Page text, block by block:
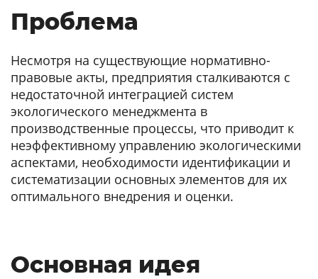
Проблема
Несмотря на существующие нормативно-
правовые акты, предприятия сталкиваются с
недостаточной интеграцией систем
экологического менеджмента в
производственные процессы, что приводит к
неэффективному управлению экологическими
аспектами, необходимости идентификации и
систематизации основных элементов для их
оптимального внедрения и оценки.
Основная идея